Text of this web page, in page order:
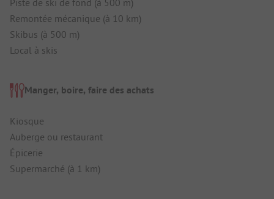
Remontée mécanique (à 10 km)
Skibus (à 500 m)
Local à skis
Manger, boire, faire des achats
Kiosque
Auberge ou restaurant
Épicerie
Supermarché (à 1 km)